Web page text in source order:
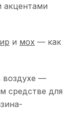
акцентами
и мох — как
—
средстве для